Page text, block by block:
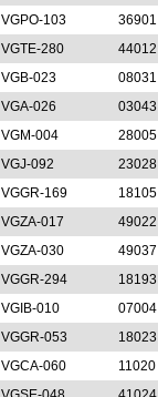
VGPO-103 36901
VGTE-280 44012
VGB-023 08031
VGA-026 03043
VGM-004 28005
VGJ-092 23028
VGGR-169 18105
VGZA-017 49022
VGZA-030 49037
VGGR-294 18193
VGIB-010 07004
VGGR-053 18023
VGCA-060 11020